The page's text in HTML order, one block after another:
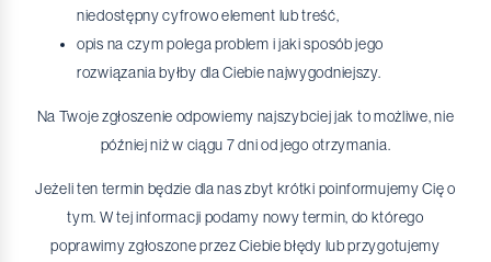
niedostępny cyfrowo element lub treść,
opis na czym polega problem i jaki sposób jego
rozwiązania byłby dla Ciebie najwygodniejszy.
Na Twoje zgłoszenie odpowiemy najszybciej jak to możliwe, nie
później niż w ciągu 7 dni od jego otrzymania.
Jeżeli ten termin będzie dla nas zbyt krótki poinformujemy Cię o
tym. W tej informacji podamy nowy termin, do którego
poprawimy zgłoszone przez Ciebie błędy lub przygotujemy